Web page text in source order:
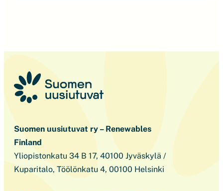
Suomen uusiutuvat ry – Renewables
Finland
Yliopistonkatu 34 B 17, 40100 Jyväskylä /
Kuparitalo, Töölönkatu 4, 00100 Helsinki